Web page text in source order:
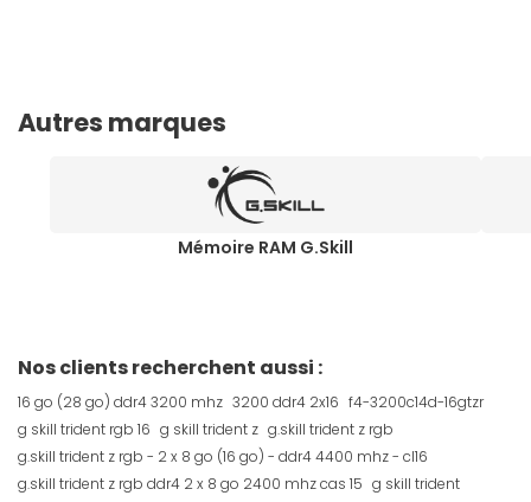
Autres marques
Mémoire RAM G.Skill
Nos clients recherchent aussi :
16 go (28 go) ddr4 3200 mhz 3200 ddr4 2x16 f4-3200c14d-16gtzr
g skill trident rgb 16 g skill trident z g.skill trident z rgb
g.skill trident z rgb - 2 x 8 go (16 go) - ddr4 4400 mhz - cl16
g.skill trident z rgb ddr4 2 x 8 go 2400 mhz cas 15 g skill trident